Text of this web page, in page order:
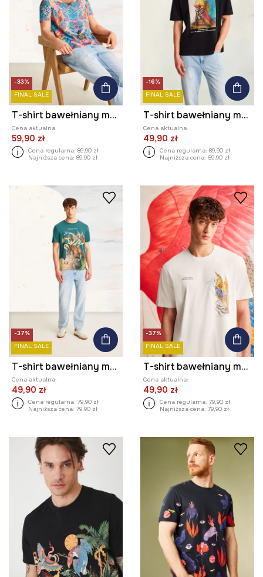
-33%
FINAL SALE
T-shirt bawełniany męski z elastanem z kolekcji El Gato Chimney x Medicine kolor turkusowy
Cena aktualna:
59,90 zł
Cena regularna: 89,90 zł
Najniższa cena: 89,90 zł
-16%
FINAL SALE
T-shirt bawełniany męski z kolekcji El Gato Chimney x Medicine kolor czarny
Cena aktualna:
49,90 zł
Cena regularna: 89,90 zł
Najniższa cena: 59,90 zł
-37%
FINAL SALE
T-shirt bawełniany męski z kolekcji El Gato Chimney x Medicine kolor zielony
Cena aktualna:
49,90 zł
Cena regularna: 79,90 zł
Najniższa cena: 79,90 zł
-37%
FINAL SALE
T-shirt bawełniany męski z elastanem z kolekcji El Gato Chimney x Medicine kolor beżowy
Cena aktualna:
49,90 zł
Cena regularna: 79,90 zł
Najniższa cena: 79,90 zł